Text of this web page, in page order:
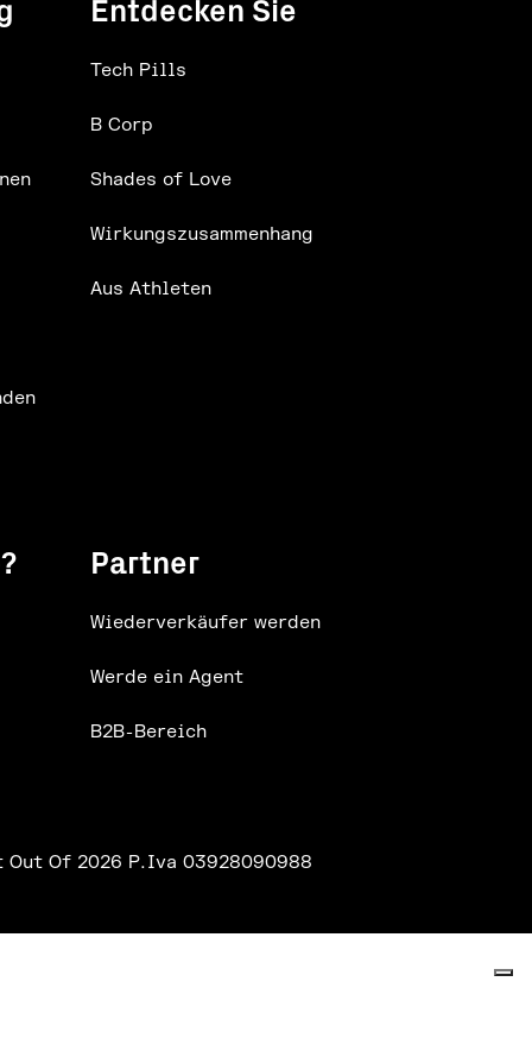
Entdecken Sie
Tech Pills
B Corp
Shades of Love
Wirkungszusammenhang
Aus Athleten
Partner
Wiederverkäufer werden
Werde ein Agent
B2B-Bereich
Of 2026 P.Iva 03928090988